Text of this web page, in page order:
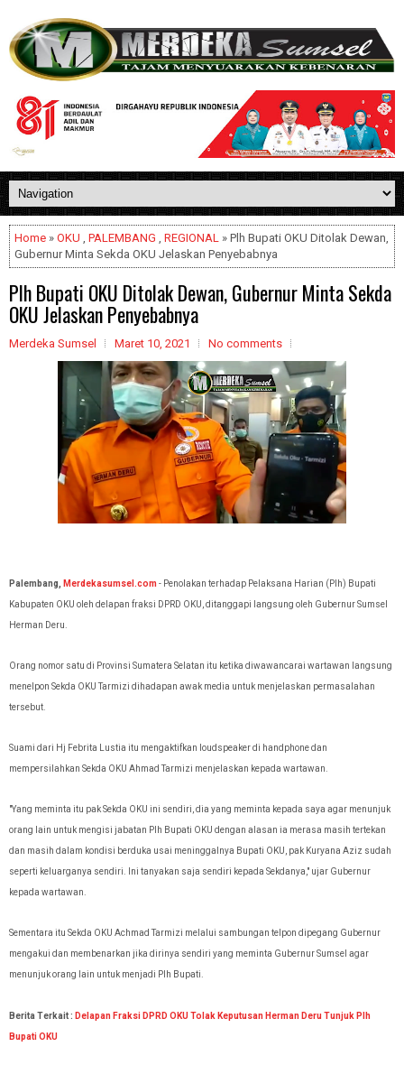
Home » OKU , PALEMBANG , REGIONAL » Plh Bupati OKU Ditolak Dewan,
Gubernur Minta Sekda OKU Jelaskan Penyebabnya
Plh Bupati OKU Ditolak Dewan, Gubernur Minta Sekda
OKU Jelaskan Penyebabnya
Merdeka Sumsel Maret 10, 2021 No comments
Palembang, Merdekasumsel.com- Penolakan terhadap Pelaksana Harian (Plh) Bupati
Kabupaten OKU oleh delapan fraksi DPRD OKU, ditanggapi langsung oleh Gubernur Sumsel
Herman Deru.
Orang nomor satu di Provinsi Sumatera Selatan itu ketika diwawancarai wartawan langsung
menelpon Sekda OKU Tarmizi dihadapan awak media untuk menjelaskan permasalahan
tersebut.
Suami dari Hj Febrita Lustia itu mengaktifkan loudspeaker di handphone dan
mempersilahkan Sekda OKU Ahmad Tarmizi menjelaskan kepada wartawan.
"Yang meminta itu pak Sekda OKU ini sendiri, dia yang meminta kepada saya agar menunjuk
orang lain untuk mengisi jabatan Plh Bupati OKU dengan alasan ia merasa masih tertekan
dan masih dalam kondisi berduka usai meninggalnya Bupati OKU, pak Kuryana Aziz sudah
seperti keluarganya sendiri. Ini tanyakan saja sendiri kepada Sekdanya," ujar Gubernur
kepada wartawan.
Sementara itu Sekda OKU Achmad Tarmizi melalui sambungan telpon dipegang Gubernur
mengakui dan membenarkan jika dirinya sendiri yang meminta Gubernur Sumsel agar
menunjuk orang lain untuk menjadi Plh Bupati.
Berita Terkait : Delapan Fraksi DPRD OKU Tolak Keputusan Herman Deru Tunjuk Plh
Bupati OKU